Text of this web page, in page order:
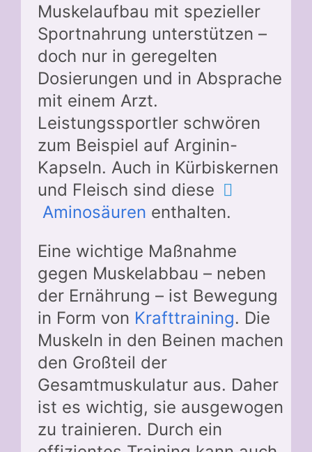
Muskelaufbau mit spezieller
Sportnahrung unterstützen –
doch nur in geregelten
Dosierungen und in Absprache
mit einem Arzt.
Leistungssportler schwören
zum Beispiel auf Arginin-
Kapseln. Auch in Kürbiskernen
und Fleisch sind diese
Aminosäuren enthalten.
Eine wichtige Maßnahme
gegen Muskelabbau – neben
der Ernährung – ist Bewegung
in Form von Krafttraining. Die
Muskeln in den Beinen machen
den Großteil der
Gesamtmuskulatur aus. Daher
ist es wichtig, sie ausgewogen
zu trainieren. Durch ein